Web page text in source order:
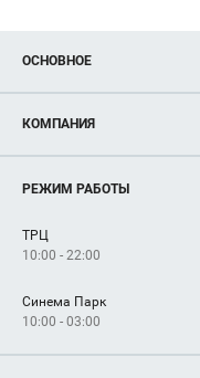
ОСНОВНОЕ
Новости
Магазины
Услуги
КОМПАНИЯ
Рекламодателям
Как добраться
РЕЖИМ РАБОТЫ
ТРЦ
10:00 - 22:00
Синема Парк
10:00 - 03:00